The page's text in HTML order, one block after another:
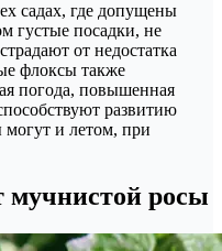
садах, где допущены
густые посадки, не
от недостатка
флоксы также
погода, повышенная
развитию
и летом, при
мучнистой росы